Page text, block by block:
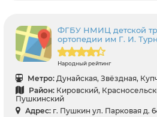
ФГБУ НМИЦ детской
ортопедии им Г. И.
Народный рейтинг
Метро: Дунайская, Звёздная,
Район: Кировский,
Пушкинский
Адрес: г. Пушкин ул. Парковая д.